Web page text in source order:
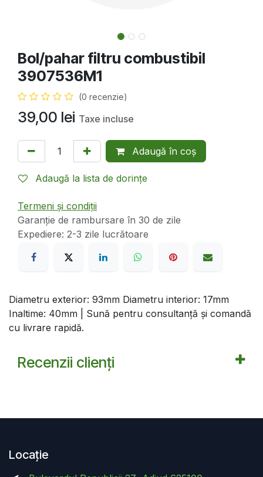
Bol/pahar filtru combustibil
3907536M1
(0 recenzie)
39,00 lei Taxe incluse
Adaugă în coș
Adaugă la lista de dorințe
Termeni și condiții
Garanție de rambursare în 30 de zile
Expediere: 2-3 zile lucrătoare
Diametru exterior: 93mm Diametru interior: 17mm
Inaltime: 40mm | Sună pentru consultanță și comandă
cu livrare rapidă.
Recenzii clienți
Locație